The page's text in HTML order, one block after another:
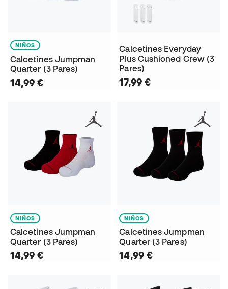
NIÑOS
Calcetines Jumpman
Quarter (3 Pares)
14,99 €
Calcetines Everyday
Plus Cushioned Crew (3
Pares)
17,99 €
NIÑOS
Calcetines Jumpman
Quarter (3 Pares)
14,99 €
NIÑOS
Calcetines Jumpman
Quarter (3 Pares)
14,99 €